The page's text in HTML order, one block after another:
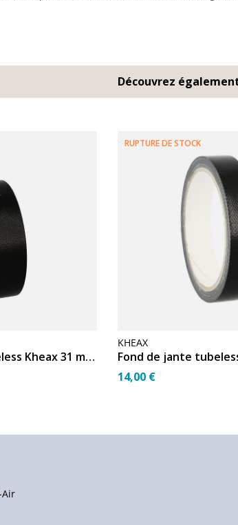
Découvrez
Fond de jante tubeless Kheax 31 mm (9,14 m)
RUPTURE DE STOCK
KHEAX
14,00 €
Air